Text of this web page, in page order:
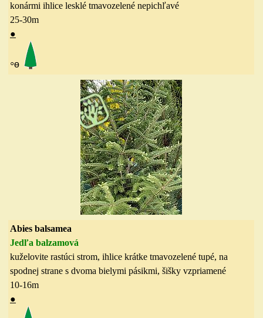
konármi ihlice lesklé tmavozelené nepichľavé
25-30m
●
◦ө
Abies balsamea
Jedľa balzamová
kuželovite rastúci strom, ihlice krátke tmavozelené tupé, na
spodnej strane s dvoma bielymi pásikmi, šišky vzpriamené
10-16m
●